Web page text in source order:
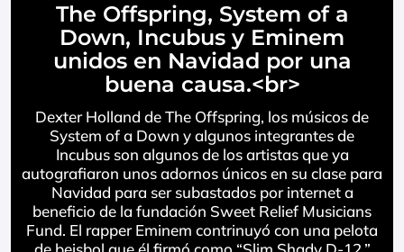
The Offspring, System of a
Down, Incubus y Eminem
unidos en Navidad por una
buena causa.<br>
Dexter Holland de The Offspring, los músicos de
System of a Down y algunos integrantes de
Incubus son algunos de los artistas que ya
autografiaron unos adornos únicos en su clase para
Navidad para ser subastados por internet a
beneficio de la fundación Sweet Relief Musicians
Fund. El rapper Eminem contrinuyó con una pelota